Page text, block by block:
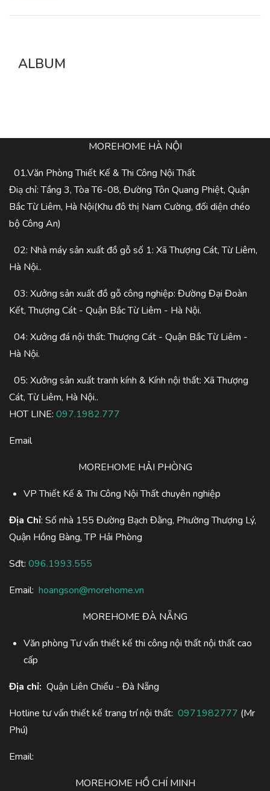
ALBUM
MOREHOME HÀ NỘI
01.Văn Phòng Thiết Kế & Thi Công Nội Thất
Điạ chỉ: Tầng 3, Tòa T6-08, Đường Tôn Quang Phiệt, Quận
Bắc Từ Liêm, Hà Nội(Khu đô thị Nam Cường, đối diện chéo
bộ Công An)
02: Nhà máy sản xuất đồ gỗ số 1: Xã Thượng Cát, Từ Liêm,
Hà Nội..
03: Xưởng sản xuất đồ gỗ công nghiệp: Đường Đại Đoàn
Kết, Thượng Cát - Quận Bắc Từ Liêm - Hà Nội.
04: Xưởng đá nội thất: Thượng Cát - Quận Bắc Từ Liêm -
Hà Nội.
05: Xưởng sản xuất tranh kính & Kính nội thất: Xã Thượng
Cát, Từ Liêm, Hà Nội..
HOT LINE: 097.1982.777
Email
MOREHOME HẢI PHÒNG
VP Thiết Kế & Thi Công Nội Thất chuyên nghiệp
Địa Chỉ: Số nhà 155 Đường Bạch Đằng, Phường Thượng Lý,
Quận Hồng Bàng, TP Hải Phòng
Sđt: 096.1993.555
Email: hoangson@morehome.vn
MOREHOME ĐÀ NẴNG
Văn phòng Tư vấn thiết kế thi công nội thất nội thất cao
cấp
Địa chỉ: Quận Liên Chiểu - Đà Nẵng
Hotline tư vấn thiết kế trang trí nội thất: 0971982777 (Mr
Phú)
Email:
MOREHOME HỒ CHÍ MINH